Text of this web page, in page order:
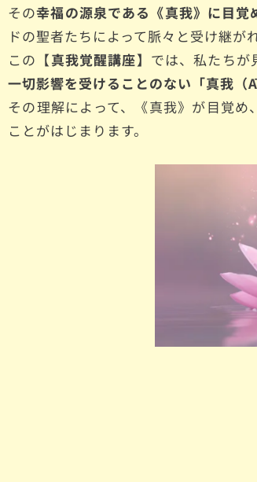
その幸福の源泉である《真我》に目
ドの聖者たちによって脈々と受け継が
この【真我覚醒講座】 では、私たちが
一切影響を受けることのない「真我
その理解によって、《真我》が目覚
ことがはじまります。